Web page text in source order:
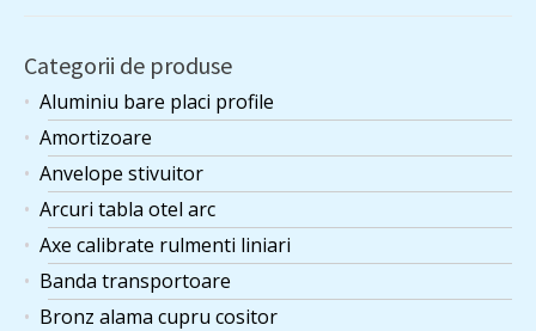
Categorii de produse
Aluminiu bare placi profile
Amortizoare
Anvelope stivuitor
Arcuri tabla otel arc
Axe calibrate rulmenti liniari
Banda transportoare
Bronz alama cupru cositor